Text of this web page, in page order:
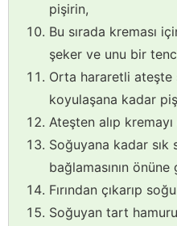
pişirin,
Bu sırada kreması
şeker ve unu bir
Orta hararetli ateşte
koyulaşana kadar
Ateşten alıp kremayı
Soğuyana kadar sık
bağlamasının önüne
Fırından çıkarıp
Soğuyan tart